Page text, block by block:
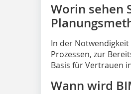
Worin sehen
In der
Prozessen, zur
Basis für Vertrauen
Wann wird